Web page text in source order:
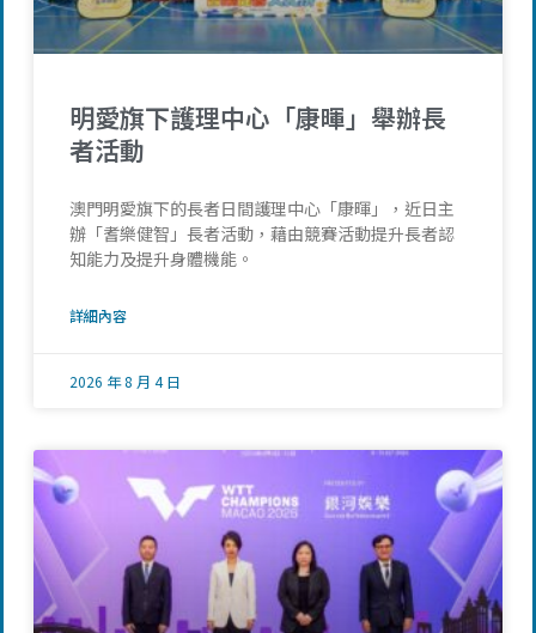
明愛旗下護理中心「康暉」舉辦長
者活動
澳門明愛旗下的長者日間護理中心「康暉」，近日主
辦「耆樂健智」長者活動，藉由競賽活動提升長者認
知能力及提升身體機能。
詳細內容
2026 年 8 月 4 日